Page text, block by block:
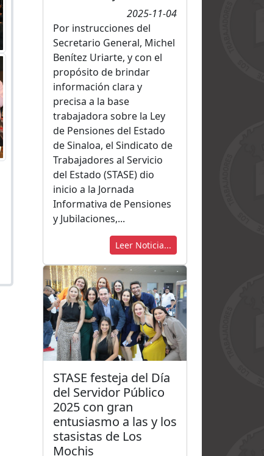
2025-11-04
Por instrucciones del
Secretario General, Michel
Benítez Uriarte, y con el
propósito de brindar
información clara y
precisa a la base
trabajadora sobre la Ley
de Pensiones del Estado
de Sinaloa, el Sindicato de
Trabajadores al Servicio
del Estado (STASE) dio
inicio a la Jornada
Informativa de Pensiones
y Jubilaciones,...
Leer Noticia...
STASE festeja del Día
del Servidor Público
2025 con gran
entusiasmo a las y los
stasistas de Los
Mochis